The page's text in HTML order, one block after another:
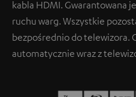
kabla HDMI. Gwarantowana
ruchu warg. Wszystkie
bezpośrednio do telewizora.
automatycznie wraz z